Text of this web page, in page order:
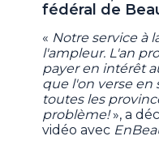
fédéral de
« Notre service à
l'ampleur. L'an
payer en intérêt
que l'on verse en
toutes les
problème!», a
vidéo avec